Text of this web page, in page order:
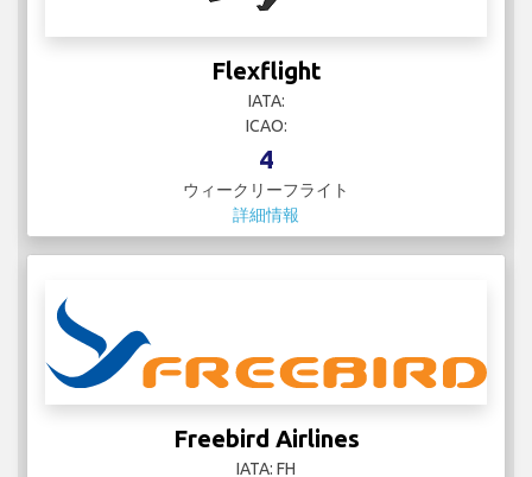
Flexflight
IATA:
ICAO:
4
ウィークリーフライト
詳細情報
Freebird Airlines
IATA: FH